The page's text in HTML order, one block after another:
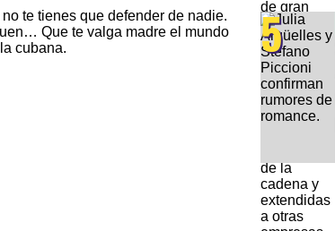
te tienes que defender de nadie.
Que te valga madre el mundo
cubana.
5